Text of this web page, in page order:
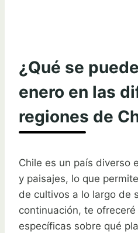
¿Qué se
enero en las
regiones de
Chile es un país diverso
y paisajes, lo que
de cultivos a lo largo de
continuación, te
específicas sobre qué